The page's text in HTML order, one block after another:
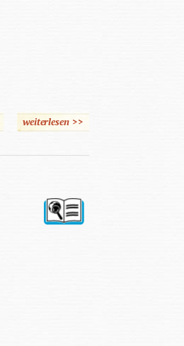
weiterlesen über Und die Welt klingt
>>